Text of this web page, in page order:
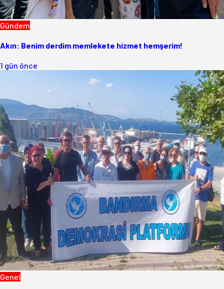
Gündem
Akın: Benim derdim memlekete hizmet hemşerim!
1 gün önce
Genel